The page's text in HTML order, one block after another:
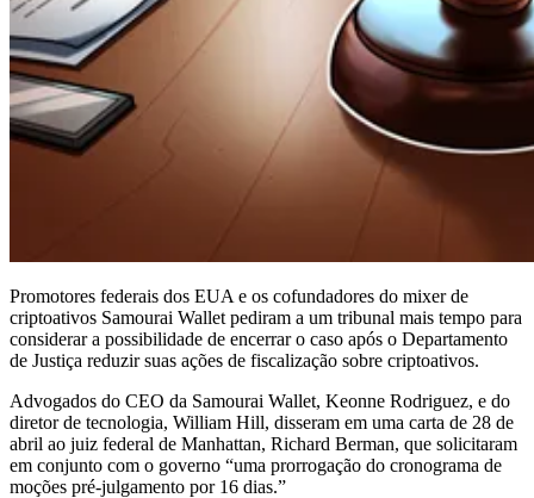
Promotores federais dos EUA e os cofundadores do mixer de
criptoativos Samourai Wallet pediram a um tribunal mais tempo para
considerar a possibilidade de encerrar o caso após o Departamento
de Justiça reduzir suas ações de fiscalização sobre criptoativos.
Advogados do CEO da Samourai Wallet, Keonne Rodriguez, e do
diretor de tecnologia, William Hill, disseram em uma carta de 28 de
abril ao juiz federal de Manhattan, Richard Berman, que solicitaram
em conjunto com o governo “uma prorrogação do cronograma de
moções pré-julgamento por 16 dias.”